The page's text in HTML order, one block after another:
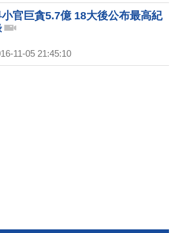
官巨貪5.7億 18大後公布最高紀
11-05 21:45:10